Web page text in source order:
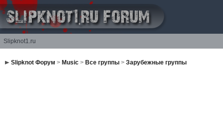
Slipknot1.ru
Slipknot Форум > Music> Все группы> Зарубежные группы